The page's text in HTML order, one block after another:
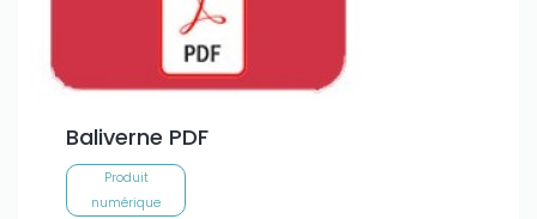
Baliverne PDF
Produit
numérique